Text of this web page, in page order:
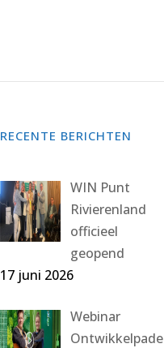
RECENTE BERICHTEN
WIN Punt
Rivierenland
officieel
geopend
17 juni 2026
Webinar
Ontwikkelpade